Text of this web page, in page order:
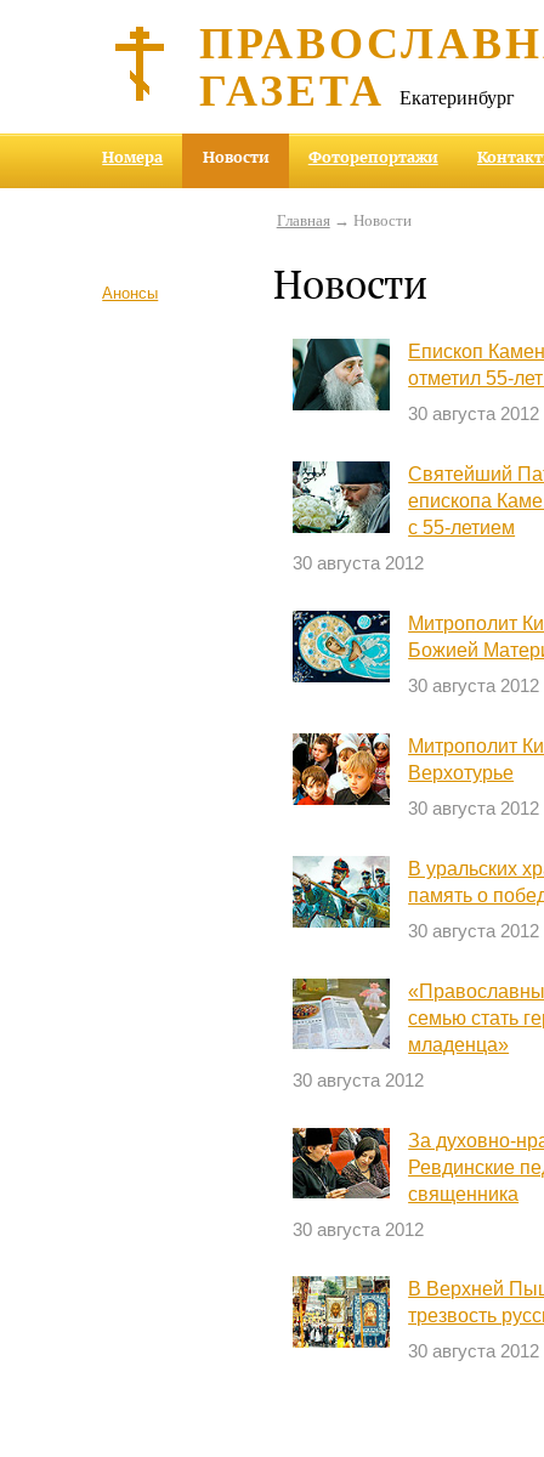
ГАЗЕТА Екатеринбург
Номера Новости Фоторепортажи
Анонсы
Главная→ Новости
Новости
Епископ
отметил 55-
30 августа 2012
Святейший
епископа
с 55-летием
30 августа 2012
Митрополит
Божией
30 августа 2012
Митрополит
Верхотурье
30 августа 2012
В уральских
память о
30 августа 2012
семью стать
младенца»
30 августа 2012
За духовно-
Ревдинские
священника
30 августа 2012
В Верхней
трезвость
30 августа 2012